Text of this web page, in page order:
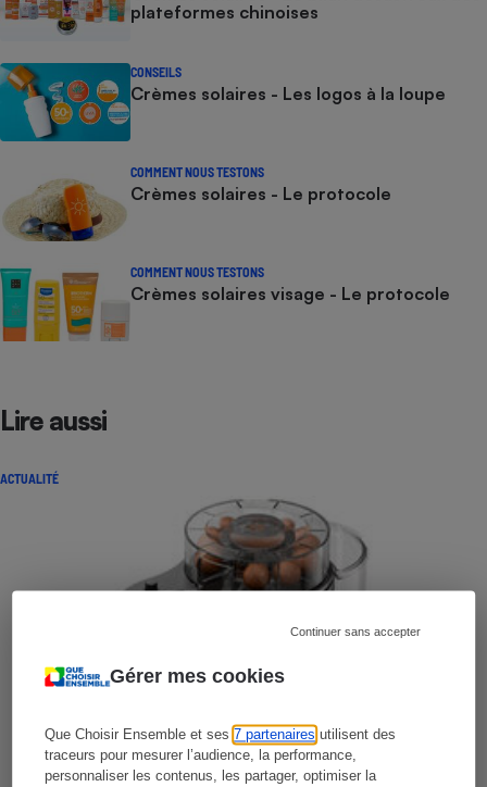
Gérer mes cookies
Que Choisir Ensemble et ses7 partenaires utilisent des
traceurs pour mesurer l’audience, la performance,
personnaliser les contenus, les partager, optimiser la
Continuer sans accepter
plateformes chinoises
CONSEILS
Crèmes solaires - Les logos à la loupe
COMMENT NOUS TESTONS
Crèmes solaires - Le protocole
COMMENT NOUS TESTONS
Crèmes solaires visage - Le protocole
Lire aussi
ACTUALITÉ